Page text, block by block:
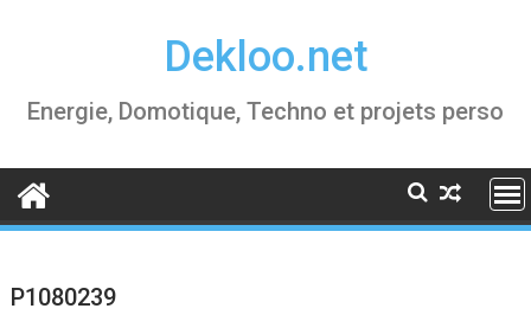
Dekloo.net
Energie, Domotique, Techno et projets perso
P1080239